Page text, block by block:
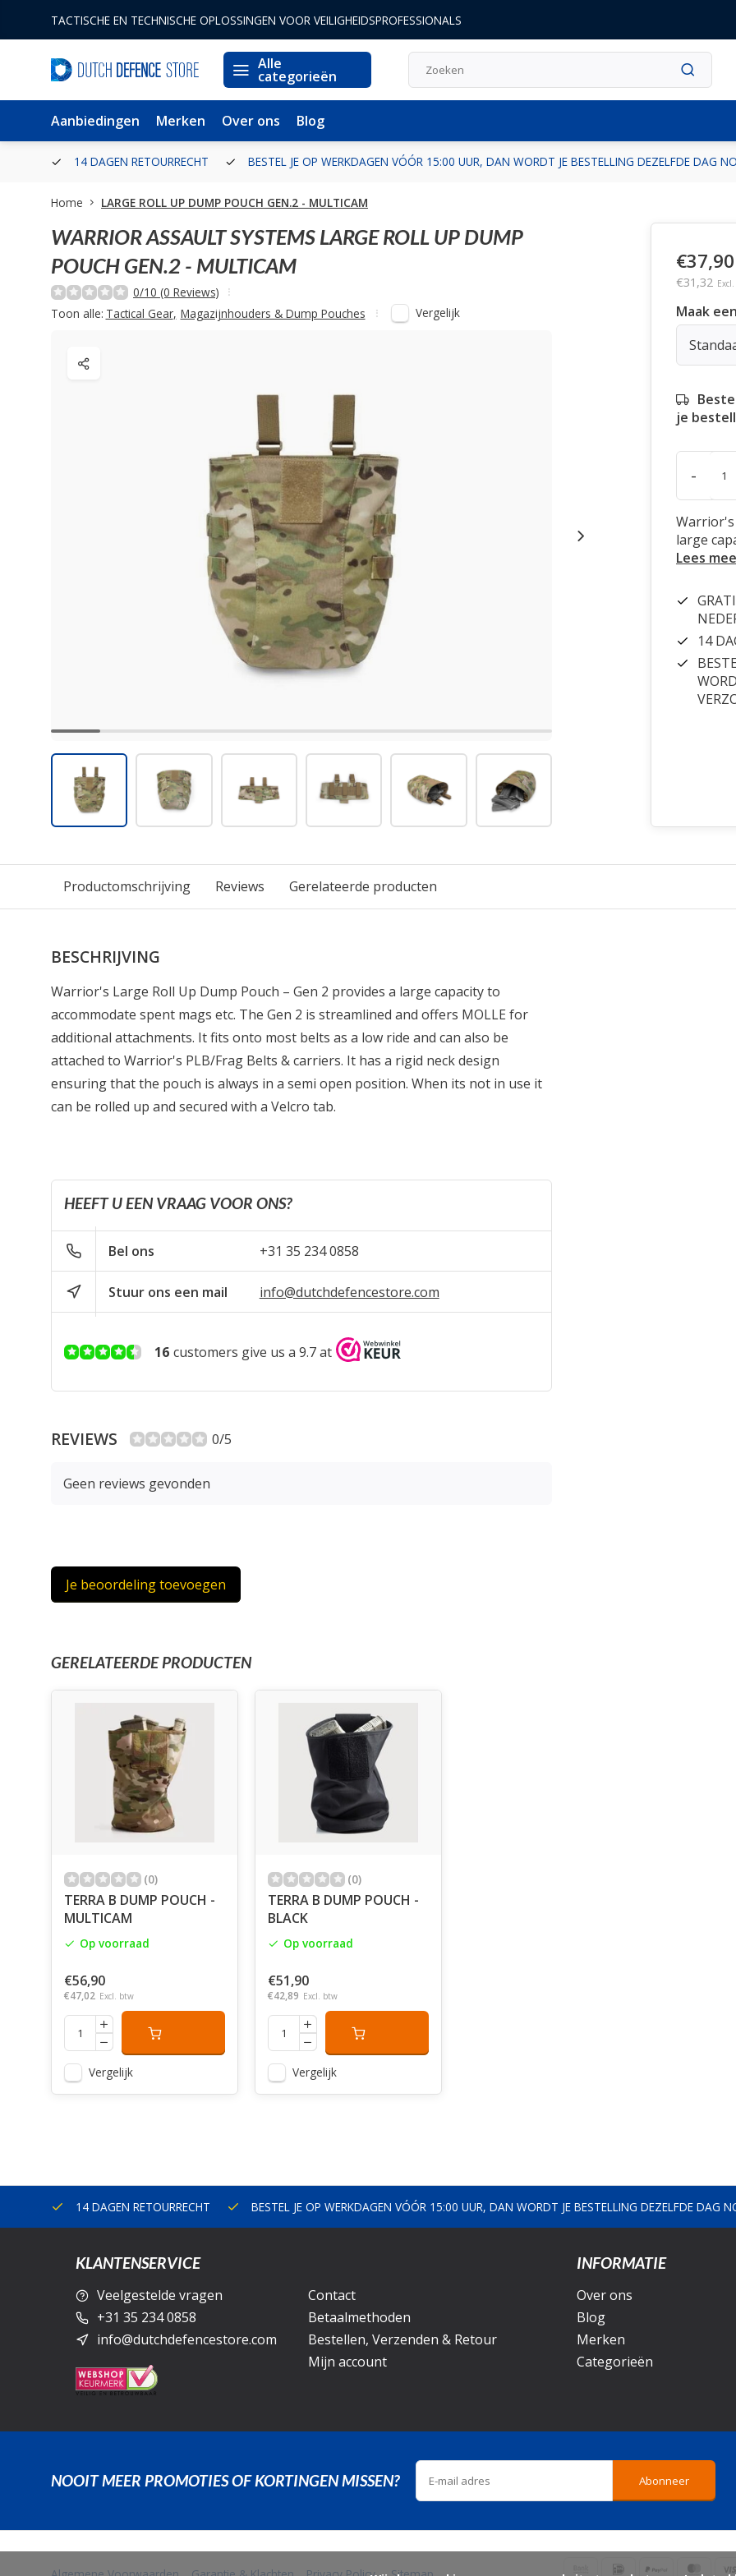
TACTISCHE EN TECHNISCHE OPLOSSINGEN VOOR VEILIGHEIDSPROFESSIONALS
Alle
categorieën
Aanbiedingen Merken Over ons Blog
14 DAGEN RETOURRECHT BESTEL JE OP WERKDAGEN VÓÓR 15:00 UUR, DAN WORDT JE BESTELLING DEZELFDE DAG
Home LARGE ROLL UP DUMP POUCH GEN.2 - MULTICAM
WARRIOR ASSAULT SYSTEMS LARGE ROLL UP DUMP
POUCH GEN.2 - MULTICAM
0/10 (0 Reviews)
Toon alle: Tactical Gear, Magazijnhouders & Dump Pouches Vergelijk
€37,90
€31,32
Maak
je
-
Warrior's
large
Lees
14
Productomschrijving Reviews Gerelateerde producten
BESCHRIJVING
Warrior's Large Roll Up Dump Pouch – Gen 2 provides a large capacity to
accommodate spent mags etc. The Gen 2 is streamlined and offers MOLLE for
additional attachments. It fits onto most belts as a low ride and can also be
attached to Warrior's PLB/Frag Belts & carriers. It has a rigid neck design
ensuring that the pouch is always in a semi open position. When its not in use it
can be rolled up and secured with a Velcro tab.
HEEFT U EEN VRAAG VOOR ONS?
Bel ons +31 35 234 0858
Stuur ons een mail info@dutchdefencestore.com
16 customers give us a 9.7 at
REVIEWS 0/5
Geen reviews gevonden
Je beoordeling toevoegen
GERELATEERDE PRODUCTEN
(0)
TERRA B DUMP POUCH -
MULTICAM
Op voorraad
€56,90
€47,02 Excl. btw
Vergelijk
(0)
TERRA B DUMP POUCH -
BLACK
Op voorraad
€51,90
€42,89 Excl. btw
Vergelijk
14 DAGEN RETOURRECHT BESTEL JE OP WERKDAGEN VÓÓR 15:00 UUR, DAN WORDT JE BESTELLING DEZELFDE DAG
KLANTENSERVICE
Veelgestelde vragen
+31 35 234 0858
info@dutchdefencestore.com
Contact
Betaalmethoden
Bestellen, Verzenden & Retour
Mijn account
INFORMATIE
Over ons
Blog
Merken
Categorieën
NOOIT MEER PROMOTIES OF KORTINGEN MISSEN? Abonneer